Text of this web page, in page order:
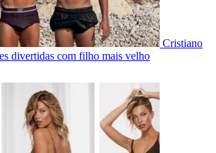
Cristiano
divertidas com filho mais velho